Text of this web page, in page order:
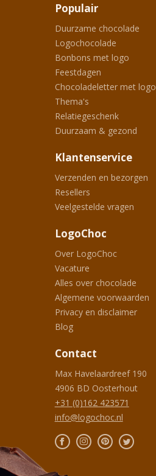
Populair
Duurzame chocolade
Logochocolade
Bonbons met logo
Feestdagen
Chocoladeletter met logo
Thema's
Relatiegeschenk
Duurzaam & gezond
Klantenservice
Verzenden en bezorgen
Resellers
Veelgestelde vragen
LogoChoc
Over LogoChoc
Vacature
Alles over chocolade
Algemene voorwaarden
Privacy en disclaimer
Blog
Contact
Max Havelaardreef 190
4906 BD Oosterhout
+31 (0)162 423571
info@logochoc.nl